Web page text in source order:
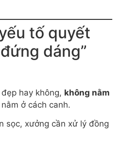
tố quyết
dáng”
hay không, không nằm
ở cách canh.
sọc, xưởng cần xử lý đồng